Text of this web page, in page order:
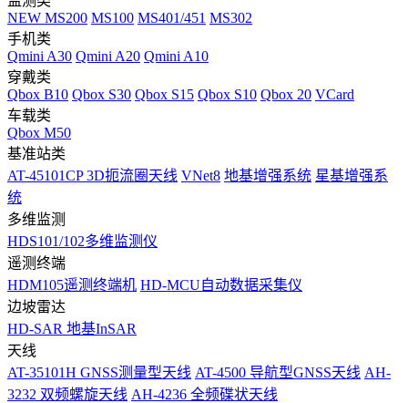
NEW MS200 MS100 MS401/451 MS302
手机类
Qmini A30 Qmini A20 Qmini A10
穿戴类
Qbox B10 Qbox S30 Qbox S15 Qbox S10 Qbox 20 VCard
车载类
Qbox M50
基准站类
AT-45101CP 3D扼流圈天线 VNet8 地基增强系统 星基增强系
统
多维监测
HDS101/102多维监测仪
遥测终端
HDM105遥测终端机 HD-MCU自动数据采集仪
边坡雷达
HD-SAR 地基InSAR
天线
AT-35101H GNSS测量型天线 AT-4500 导航型GNSS天线 AH-
3232 双频螺旋天线 AH-4236 全频碟状天线